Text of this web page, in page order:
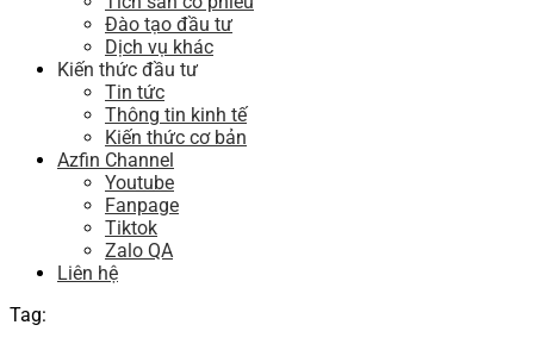
Đào tạo đầu tư
Dịch vụ khác
Kiến thức đầu tư
Tin tức
Thông tin kinh tế
Kiến thức cơ bản
Azfin Channel
Youtube
Fanpage
Tiktok
Zalo QA
Liên hệ
Tag: